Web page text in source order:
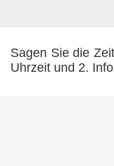
Sagen Sie die
Uhrzeit und 2.